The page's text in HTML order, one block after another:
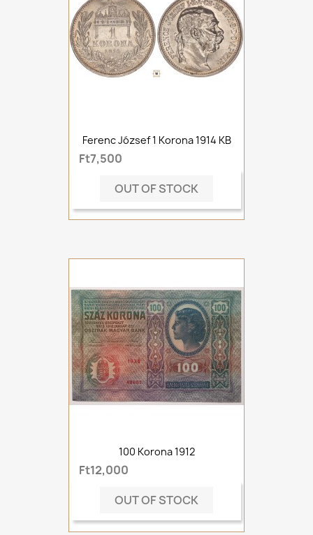
Ferenc József 1 Korona 1914 KB
Ft7,500
OUT OF STOCK
100 Korona 1912
Ft12,000
OUT OF STOCK